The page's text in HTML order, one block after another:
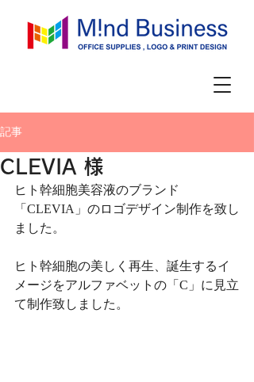
記事
CLEVIA 様
ヒト幹細胞美容液のブランド
「CLEVIA」のロゴデザイン制作を致し
ました。
ヒト幹細胞の美しく再生、誕生するイ
メージをアルファベットの「C」に見立
て制作致しました。